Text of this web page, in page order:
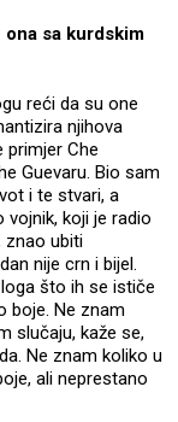
sa kurdskim
reći da su one
njihova
primjer Che
Guevaru. Bio sam
i te stvari, a
vojnik, koji je radio
znao ubiti
nije crn i bijel.
što ih se ističe
boje. Ne znam
slučaju, kaže se,
Ne znam koliko u
ali neprestano